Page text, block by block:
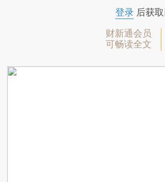
登录后获取
财新通会员
可畅读全文